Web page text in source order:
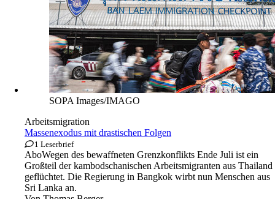
SOPA Images/IMAGO
Arbeitsmigration
Massenexodus mit drastischen Folgen
1 Leserbrief
AboWegen des bewaffneten Grenzkonflikts Ende Juli ist ein
Großteil der kambodschanischen Arbeitsmigranten aus Thailand
geflüchtet. Die Regierung in Bangkok wirbt nun Menschen aus
Sri Lanka an.